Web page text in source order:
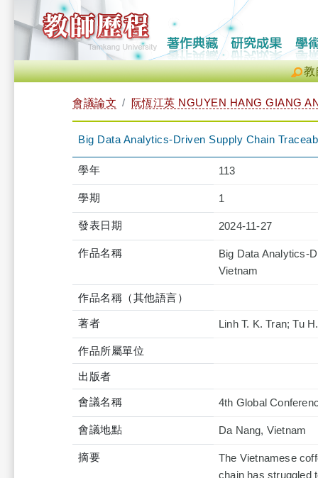
教
會議論文 阮恆江英 NGUYEN HANG GIANG
Big Data Analytics-Driven Supply Chain
學年 113
學期 1
發表日期 2024-11-27
作品名稱
Big Data Analytics-
Vietnam
作品名稱（其他語言）
著者 Linh T. K. Tran; Tu
作品所屬單位
出版者
會議名稱 4th Global
會議地點 Da Nang, Vietnam
摘要
The Vietnamese
chain has struggled